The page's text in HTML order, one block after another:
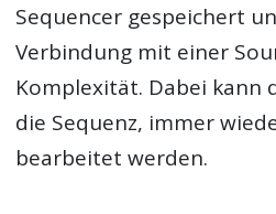
Sequencer gespeichert
Verbindung mit einer
Komplexität. Dabei kann
die Sequenz, immer
bearbeitet werden.